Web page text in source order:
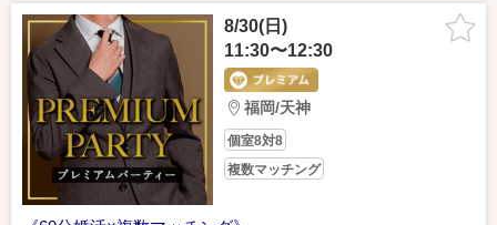
8/30(日)
11:30〜12:30
福岡/天神
個室8対8
複数マッチング